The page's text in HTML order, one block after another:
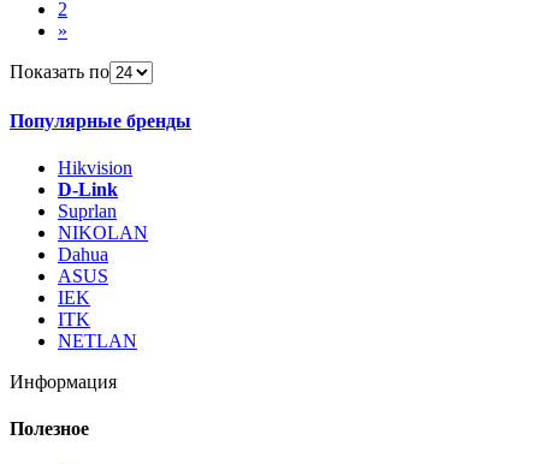
2
»
Показать по
Популярные бренды
Hikvision
D-Link
Suprlan
NIKOLAN
Dahua
ASUS
IEK
ITK
NETLAN
Информация
Полезное